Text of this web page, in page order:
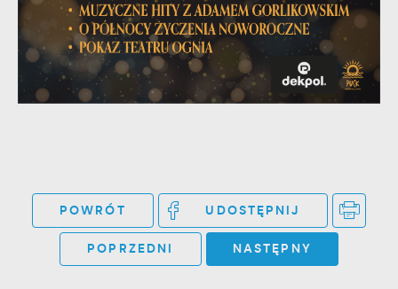
POWRÓT UDOSTĘPNIJ
POPRZEDNI NASTĘPNY